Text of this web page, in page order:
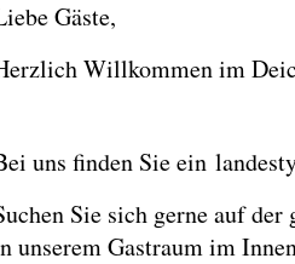
Gäste,
Willkommen im
uns finden Sie ein
Sie sich gerne auf
unserem Gastraum im